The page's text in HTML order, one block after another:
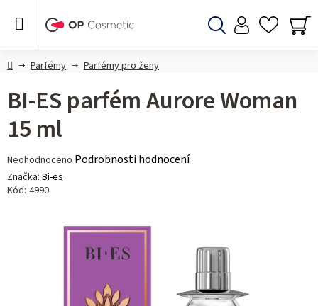
DomůParfémy Parfémy pro ženy
BI-ES parfém Aurore Woman
15 ml
Průměrné
hodnocení
produktu
Neohodnoceno Podrobnosti hodnocení
Značka: Bi-es
Kód: 4990